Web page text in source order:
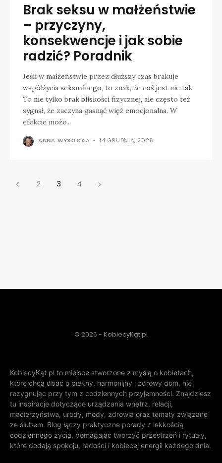
Brak seksu w małżeństwie
– przyczyny,
konsekwencje i jak sobie
radzić? Poradnik
Jeśli w małżeństwie przez dłuższy czas brakuje
współżycia seksualnego, to znak, że coś jest nie tak.
To nie tylko brak bliskości fizycznej, ale często też
sygnał, że zaczyna gasnąć więź emocjonalna. W
efekcie może...
ANNA WYSOCKA - 14 GRUDNIA, 2025
2 3 4
© 2026 - KobiecyKąt.pl
KobiecyKąt.pl to miejsce stworzone z myślą o kobietach,
które chcą dbać o piękny, harmonijny i zdrowy dom, nie
rezygnując przy tym z codziennych przyjemności. Znajdziesz
tu inspiracje dotyczące urządzania wnętrz, relacji,
macierzyństwa, urody, mody, zdrowia oraz tematy związane
ze ślubem. Blog łączy praktyczne porady z lekkością
codziennego życia, pomagając tworzyć przestrzeń i rytuały,
które dodają spokoju, radości i kobiecej energii każdego dnia.